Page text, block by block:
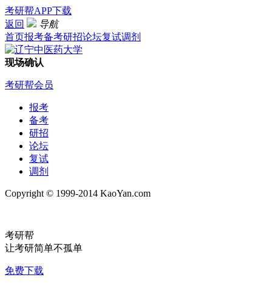
考研帮APP下载
返回
导航
首页报考备考研招论坛复试调剂
现场确认
考研帮会员
报考
备考
研招
论坛
复试
调剂
Copyright © 1999-2014 KaoYan.com
考研帮
让考研简单不孤单
免费下载